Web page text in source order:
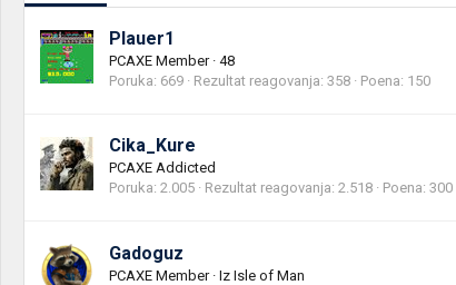
Plauer1
PCAXE Member · 48
Poruka 669 Rezultat reagovanja 358 Poena 150
Cika_Kure
PCAXE Addicted
Poruka 2.005 Rezultat reagovanja 2.518 Poena 300
Gadoguz
PCAXE Member · Iz Isle of Man